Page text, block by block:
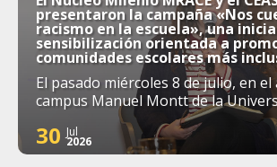
presentaron la campaña «Nos
racismo en la escuela», una
sensibilización orientada a
comunidades escolares más
El pasado miércoles 8 de julio, en
campus Manuel Montt de la
30 Jul
2026